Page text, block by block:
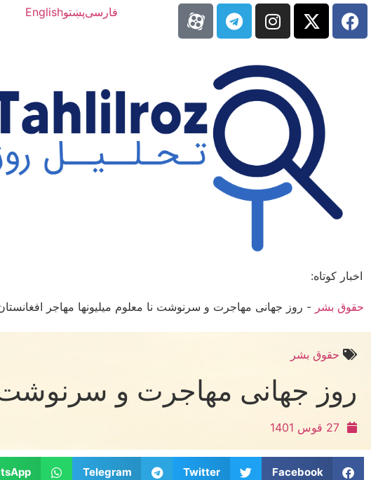
فارسیپښتوEnglish
اخبار کوتاه:
حقوق بشر - روز جهانی مهاجرت و سرنوشت نا معلوم میلیون­ها مهاجر
حقوق بشر
روز جهانی مهاجرت و سرنوشت
27 قوس 1401
Facebook
Twitter
Telegram